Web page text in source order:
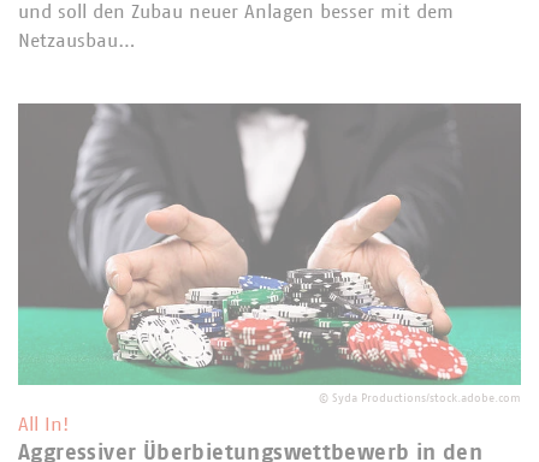
und soll den Zubau neuer Anlagen besser mit dem
Netzausbau…
© Syda Productions/stock.adobe.com
All In!
Aggressiver Überbietungswettbewerb in den